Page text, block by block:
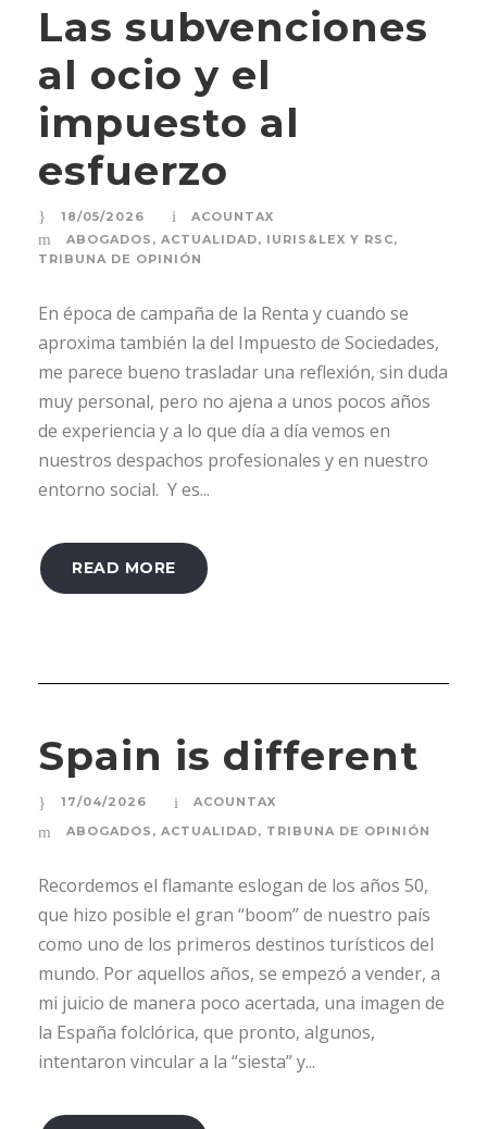
Las subvenciones
al ocio y el
impuesto al
esfuerzo
18/05/2026
ACOUNTAX
ABOGADOS , ACTUALIDAD, IURIS&LEX Y RSC,
TRIBUNA DE OPINIÓN
En época de campaña de la Renta y cuando se
aproxima también la del Impuesto de Sociedades,
me parece bueno trasladar una reflexión, sin duda
muy personal, pero no ajena a unos pocos años
de experiencia y a lo que día a día vemos en
nuestros despachos profesionales y en nuestro
entorno social. Y es...
READ MORE
Spain is different
17/04/2026
ACOUNTAX
ABOGADOS , ACTUALIDAD, TRIBUNA DE OPINIÓN
Recordemos el flamante eslogan de los años 50,
que hizo posible el gran “boom” de nuestro país
como uno de los primeros destinos turísticos del
mundo. Por aquellos años, se empezó a vender, a
mi juicio de manera poco acertada, una imagen de
la España folclórica, que pronto, algunos,
intentaron vincular a la “siesta” y...